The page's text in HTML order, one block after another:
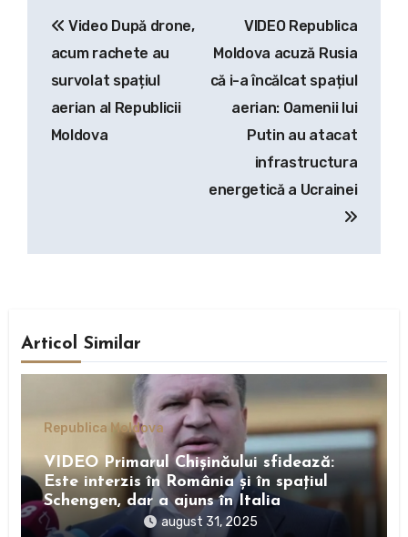
articole
Video După drone,
acum rachete au
survolat spațiul
aerian al Republicii
Moldova
VIDEO Republica
Moldova acuză Rusia
că i-a încălcat spațiul
aerian: Oamenii lui
Putin au atacat
infrastructura
energetică a Ucrainei
Articol Similar
Republica Moldova
VIDEO Primarul Chișinăului sfidează:
Este interzis în România și în spațiul
Schengen, dar a ajuns în Italia
august 31, 2025